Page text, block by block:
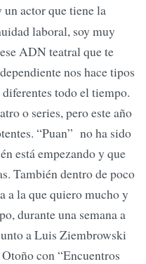
un actor que tiene la
laboral, soy muy
ADN teatral que te
nos hace tipos
todo el tiempo.
o series, pero este año
“Puan” no ha sido
está empezando y que
También dentro de poco
a la que quiero mucho y
durante una semana a
a Luis Ziembrowski
con “Encuentros